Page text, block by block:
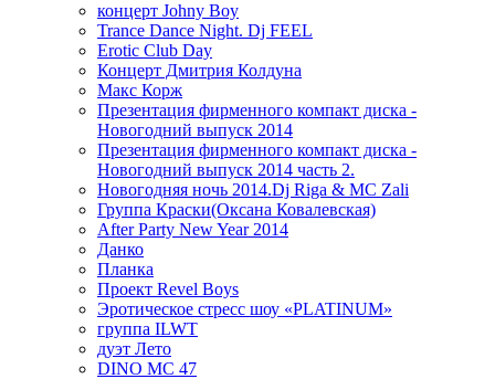
концерт Johny Boy
Trance Dance Night. Dj FEEL
Erotic Club Day
Концерт Дмитрия Колдуна
Макс Корж
Презентация фирменного компакт диска -
Новогодний выпуск 2014
Презентация фирменного компакт диска -
Новогодний выпуск 2014 часть 2.
Новогодняя ночь 2014.Dj Riga & MC Zali
Группа Краски(Оксана Ковалевская)
After Party New Year 2014
Данко
Планка
Проект Revel Boys
Эротическое стресс шоу «PLATINUM»
группа ILWT
дуэт Лето
DINO MC 47